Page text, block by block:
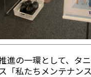
進の一環として、タ
「私たちメンテナン